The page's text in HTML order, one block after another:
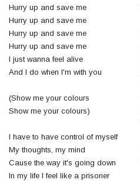
Hurry up and save me
Hurry up and save me
Hurry up and save me
Hurry up and save me
I just wanna feel alive
And I do when I'm with you
(Show me your colours
Show me your colours)
I have to have control of myself
My thoughts, my mind
Cause the way it's going down
In my life I feel like a prisoner